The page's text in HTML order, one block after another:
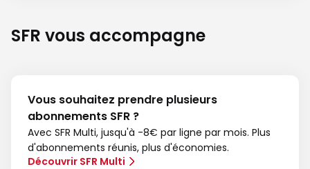
SFR vous accompagne
Vous souhaitez prendre plusieurs
abonnements SFR ?
Avec SFR Multi, jusqu'à -8€ par ligne par mois. Plus
d'abonnements réunis, plus d'économies.
Découvrir SFR Multi